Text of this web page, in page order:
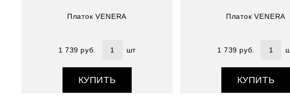
Платок VENERA
1 739 руб. шт
КУПИТЬ
Платок VENERA
1 739 руб.
КУПИТЬ